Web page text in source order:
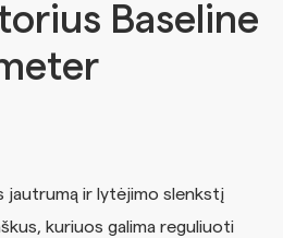
Baseline
jautrumą ir lytėjimo slenkstį
kuriuos galima reguliuoti